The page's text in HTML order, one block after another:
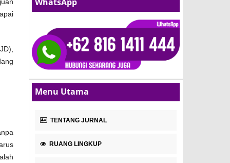
Menu Utama
TENTANG JURNAL
RUANG LINGKUP